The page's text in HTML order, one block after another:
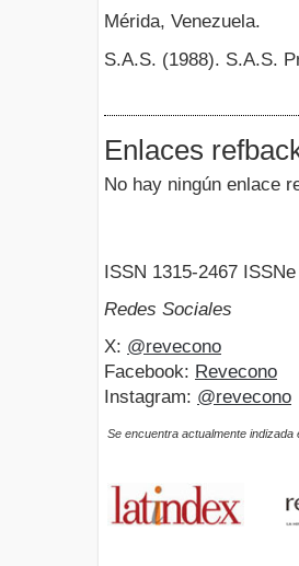
Mérida, Venezuela.
S.A.S. (1988). S.A.S.
Enlaces
No hay ningún enlace
ISSN 1315-2467
Redes Sociales
X: @revecono
Facebook: Revecono
Instagram: @revecono
Se encuentra actualmente indizada